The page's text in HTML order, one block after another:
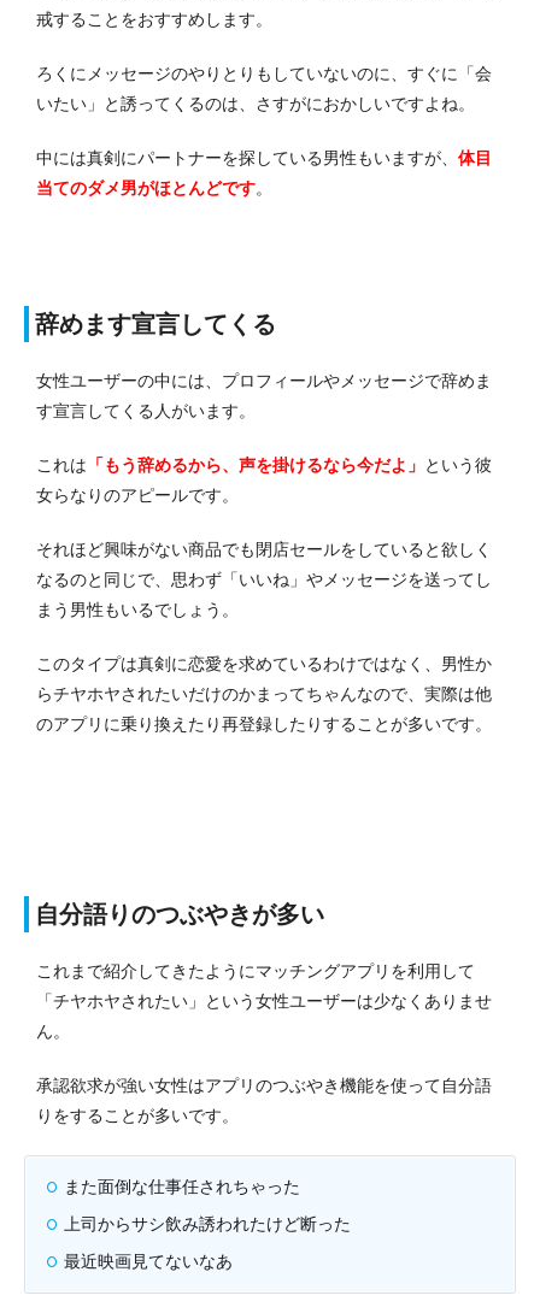
戒することをおすすめします。
ろくにメッセージのやりとりもしていないのに、すぐに「会
いたい」と誘ってくるのは、さすがにおかしいですよね。
中には真剣にパートナーを探している男性もいますが、 体目
当てのダメ男がほとんどです。
辞めます宣言してくる
女性ユーザーの中には、プロフィールやメッセージで辞めま
す宣言してくる人がいます。
これは 「もう辞めるから、声を掛けるなら今だよ」 という彼
女らなりのアピールです。
それほど興味がない商品でも閉店セールをしていると欲しく
なるのと同じで、思わず「いいね」やメッセージを送ってし
まう男性もいるでしょう。
このタイプは真剣に恋愛を求めているわけではなく、男性か
らチヤホヤされたいだけのかまってちゃんなので、実際は他
のアプリに乗り換えたり再登録したりすることが多いです。
自分語りのつぶやきが多い
これまで紹介してきたようにマッチングアプリを利用して
「チヤホヤされたい」という女性ユーザーは少なくありませ
ん。
承認欲求が強い女性はアプリのつぶやき機能を使って自分語
りをすることが多いです。
また面倒な仕事任されちゃった
上司からサシ飲み誘われたけど断った
最近映画見てないなあ